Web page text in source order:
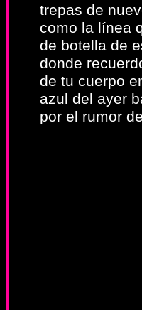
trepas de
como la línea
de botella de
donde
de tu cuerpo
azul del ayer
por el rumor